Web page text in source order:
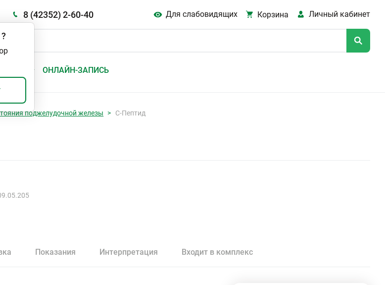
8 (42352) 2-60-40 Для слабовидящих Корзина Личный кабинет
ОНЛАЙН-ЗАПИСЬ
?
поджелудочной железы С-Пептид
Показания Интерпретация Входит в комплекс